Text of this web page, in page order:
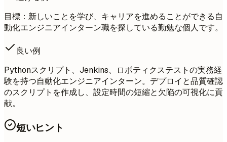
目標：新しいことを学び、キャリアを進めることができる自
動化エンジニアインターン職を探している勤勉な個人です。
良い例
Pythonスクリプト、Jenkins、ロボティクステストの実務経
験を持つ自動化エンジニアインターン。デプロイと品質確認
のスクリプトを作成し、設定時間の短縮と欠陥の可視化に貢
献。
短いヒント